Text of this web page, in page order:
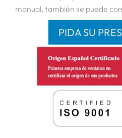
persianas con motor
nivel. Literalmente. Imagina
en Madrid. Estás en la cama,
levantarte a subir laspersianas
móvil, o incluso das una orden
instante. Todo sin mover un
tan simple como subir una
confort se nota.